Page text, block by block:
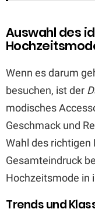
Auswahl des
Wenn es darum
besuchen, ist der
modisches
Geschmack und
Wahl des
Gesamteindruck
Hochzeitsmode in
Trends und